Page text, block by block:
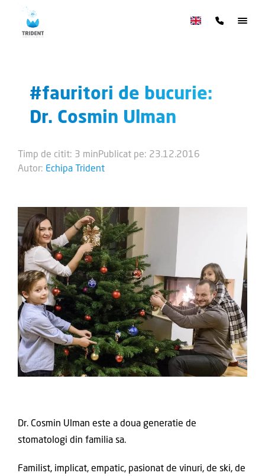
#fauritori de bucurie:
Dr. Cosmin Ulman
Timp de citit: 3 minPublicat pe: 23.12.2016
Autor: Echipa Trident
Dr. Cosmin Ulman este a doua generatie de
stomatologi din familia sa.
Familist, implicat, empatic, pasionat de vinuri, de ski, de